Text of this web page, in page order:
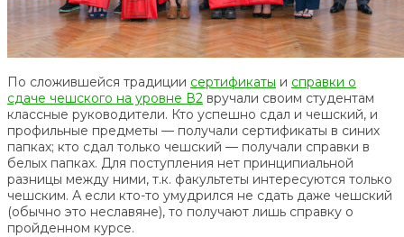
По сложившейся традиции сертификаты и справки о
сдаче чешского на уровне В2 вручали своим студентам
классные руководители. Кто успешно сдал и чешский, и
профильные предметы — получали сертификаты в синих
папках; кто сдал только чешский — получали справки в
белых папках. Для поступления нет принципиальной
разницы между ними, т.к. факультеты интересуются только
чешским. А если кто-то умудрился не сдать даже чешский
(обычно это неславяне), то получают лишь справку о
пройденном курсе.